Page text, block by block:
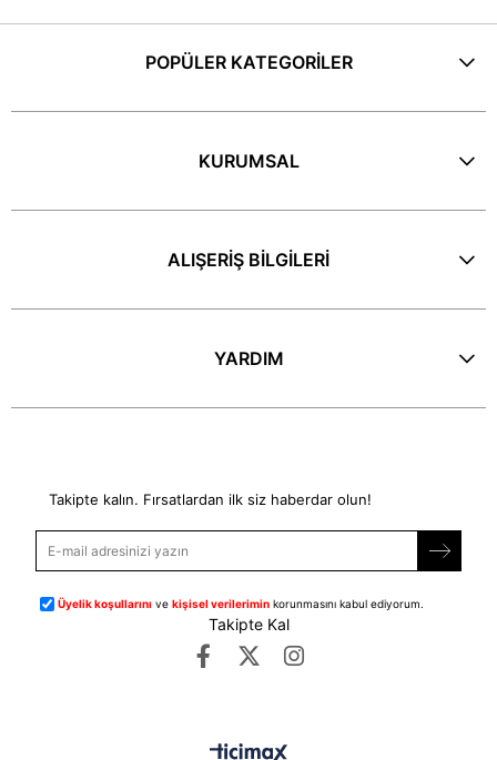
POPÜLER KATEGORİLER
KURUMSAL
ALIŞERİŞ BİLGİLERİ
YARDIM
Takipte kalın. Fırsatlardan ilk siz haberdar olun!
Üyelik koşullarını vekişisel verilerimin korunmasını kabul ediyorum.
Takipte Kal